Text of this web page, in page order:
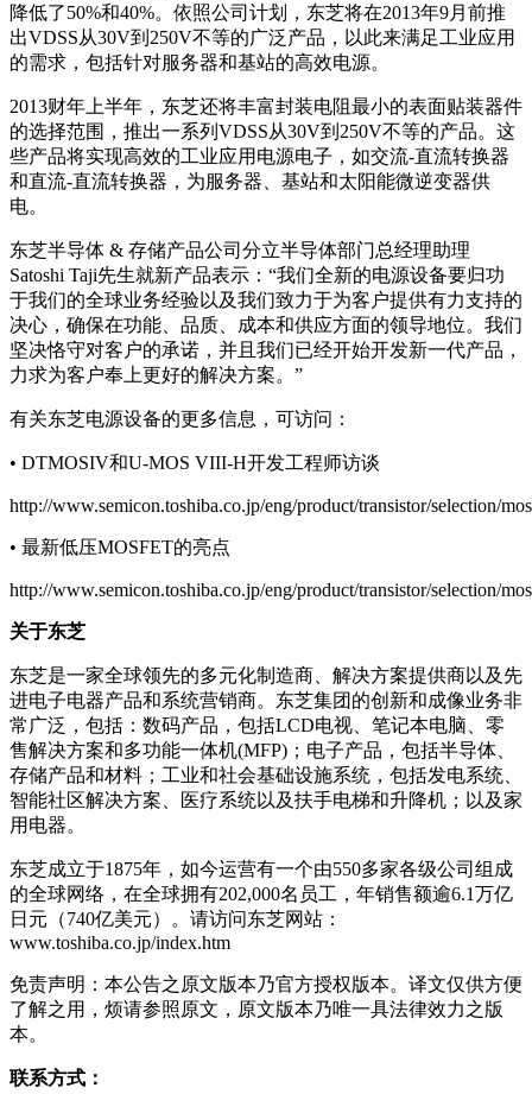
降低了50%和40%。依照公司计划，东芝将在2013年9月前推
出VDSS从30V到250V不等的广泛产品，以此来满足工业应用
的需求，包括针对服务器和基站的高效电源。
2013财年上半年，东芝还将丰富封装电阻最小的表面贴装器件
的选择范围，推出一系列VDSS从30V到250V不等的产品。这
些产品将实现高效的工业应用电源电子，如交流-直流转换器
和直流-直流转换器，为服务器、基站和太阳能微逆变器供
电。
东芝半导体 & 存储产品公司分立半导体部门总经理助理
Satoshi Taji先生就新产品表示：“我们全新的电源设备要归功
于我们的全球业务经验以及我们致力于为客户提供有力支持的
决心，确保在功能、品质、成本和供应方面的领导地位。我们
坚决恪守对客户的承诺，并且我们已经开始开发新一代产品，
力求为客户奉上更好的解决方案。”
有关东芝电源设备的更多信息，可访问：
• DTMOSIV和U-MOS VIII-H开发工程师访谈
http://www.semicon.toshiba.co.jp/eng/product/transistor/selection/
• 最新低压MOSFET的亮点
http://www.semicon.toshiba.co.jp/eng/product/transistor/selection/
关于东芝
东芝是一家全球领先的多元化制造商、解决方案提供商以及先
进电子电器产品和系统营销商。东芝集团的创新和成像业务非
常广泛，包括：数码产品，包括LCD电视、笔记本电脑、零
售解决方案和多功能一体机(MFP)；电子产品，包括半导体、
存储产品和材料；工业和社会基础设施系统，包括发电系统、
智能社区解决方案、医疗系统以及扶手电梯和升降机；以及家
用电器。
东芝成立于1875年，如今运营有一个由550多家各级公司组成
的全球网络，在全球拥有202,000名员工，年销售额逾6.1万亿
日元（740亿美元）。请访问东芝网站：
www.toshiba.co.jp/index.htm
免责声明：本公告之原文版本乃官方授权版本。译文仅供方便
了解之用，烦请参照原文，原文版本乃唯一具法律效力之版
本。
联系方式：